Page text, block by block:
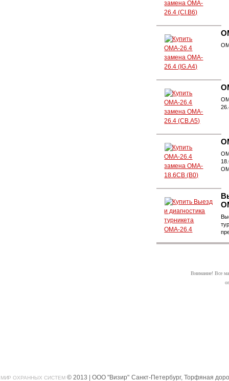
Внимание! Все
Санкт-Петербург, Торфяная
МИР ОХРАННЫХ СИСТЕМ © 2013 | ООО "Визир"